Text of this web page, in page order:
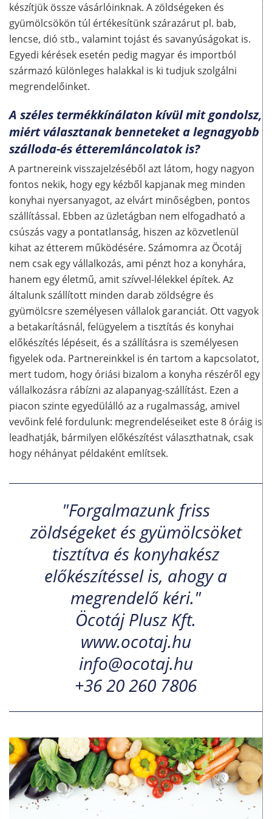
készítjük össze vásárlóinknak. A zöldségeken és
gyümölcsökön túl értékesítünk szárazárut pl. bab,
lencse, dió stb., valamint tojást és savanyúságokat is.
Egyedi kérések esetén pedig magyar és importból
származó különleges halakkal is ki tudjuk szolgálni
megrendelőinket.
A széles termékkínálaton kívül mit gondolsz,
miért választanak benneteket a legnagyobb
szálloda-és étteremláncolatok is?
A partnereink visszajelzéséből azt látom, hogy nagyon
fontos nekik, hogy egy kézből kapjanak meg minden
konyhai nyersanyagot, az elvárt minőségben, pontos
szállítással. Ebben az üzletágban nem elfogadható a
csúszás vagy a pontatlanság, hiszen az közvetlenül
kihat az étterem működésére. Számomra az Öcotáj
nem csak egy vállalkozás, ami pénzt hoz a konyhára,
hanem egy életmű, amit szívvel-lélekkel építek. Az
általunk szállított minden darab zöldségre és
gyümölcsre személyesen vállalok garanciát. Ott vagyok
a betakarításnál, felügyelem a tisztítás és konyhai
előkészítés lépéseit, és a szállításra is személyesen
figyelek oda. Partnereinkkel is én tartom a kapcsolatot,
mert tudom, hogy óriási bizalom a konyha részéről egy
vállalkozásra rábízni az alapanyag-szállítást. Ezen a
piacon szinte egyedülálló az a rugalmasság, amivel
vevőink felé fordulunk: megrendeléseiket este 8 óráig is
leadhatják, bármilyen előkészítést választhatnak, csak
hogy néhányat példaként említsek.
"Forgalmazunk friss
zöldségeket és gyümölcsöket
tisztítva és konyhakész
előkészítéssel is, ahogy a
megrendelő kéri."
Öcotáj Plusz Kft.
www.ocotaj.hu
info@ocotaj.hu
+36 20 260 7806